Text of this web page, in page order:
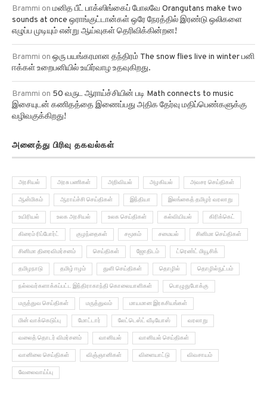
sounds at once ஒராங்குட்டான்கள் ஒரே நேரத்தில் இரண்டு ஒலிகளை
எழுப்ப முடியும் என்று ஆய்வுகள் தெரிவிக்கின்றன!
Brammionஒரு பயங்கரமான தந்திரம் The snow flies live in winter பனி
ஈக்கள் உறைபனியில் உயிர்வாழ உதவுகிறது.
Brammion50 வருட ஆராய்ச்சியின் படி Math connects to music
இசையுடன் கணிதத்தை இணைப்பது அதிக தேர்வு மதிப்பெண்களுக்கு
வழிவகுக்கிறது!
ஆன்மிகம் ஆராய்ச்சி செய்திகள் இந்தியா இலங்கைத் தமிழர் வரலாறு
உயிரியல் உலக அரசியல் உலக செய்திகள் கல்வியியல் கிரிக்கெட்
கிரைம் ரிப்போர்ட் குழந்தைகள் சமூகம் சமையல் சினிமா செய்திகள்
சினிமா திரைவிமர்சனம் செய்திகள் ஜோதிடம் ட்ரெண்ட் மியூசிக்
தமிழநாடு தமிழ் ஈழம் துளி செய்திகள் தொழில் தொழில்நுட்பம்
நல்லவர்களாக்கப்பட்ட இந்திராகாந்தி கொலையாளிகள் பொழுதுபோக்கு
மருத்துவ செய்திகள் மருத்துவம் மாயமான இரகசியங்கள்
மின் வாக்கெடுப்பு மோட்டார் லேட்டெஸ்ட் வீடியோஸ் வரலாறு
வலைத் தொடர் விமர்சனம் வானியல் வானியல் செய்திகள்
வானிலை செய்திகள் விஞ்ஞானிகள் விளையாட்டு விவசாயம்
வேலைவாய்ப்பு